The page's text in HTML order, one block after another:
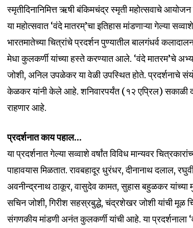
Join our community of
SUBSCRIBERS and be
स्मृतीदिनानिमित्त ऋषी बंकिमचंद्र स्मृती महोत्सवाचे
या महोत्सवात ‘वंदे मातरम्’चा इतिहास मांडणाऱ्या गेल्या
भारतमातेच्या चित्रांचे प्रदर्शन पुण्यातील बालगंधर्व
मेधा कुलकर्णी यांच्या हस्ते करण्यात आले. ‘वंदे मातरम’चे
जोशी, अनिल उपळेकर या वेळी उपस्थित होते.
केळकर यांनी केले आहे. शनिवारपर्यंत (१२ एप्रिल) सकाळी
राहणार आहे.
प्रदर्शनात काय पहाल…
या प्रदर्शनात गेल्या सव्वाशे वर्षांत विविध मान्यवर
पाहावयास मिळतात. रावबहादूर धुरंधर, दीनानाथ दलाल,
अवनीन्द्रनाथ ठाकूर, वासुदेव कामत, सुहास बहुळकर यांच्या
सचिन जोशी, गिरीश सहस्रबुद्धे, चंद्रशेखर जोशी यांची मूळ
संगणकीय मांडणी अनंत कुलकर्णी यांची आहे. या प्रदर्शनाला